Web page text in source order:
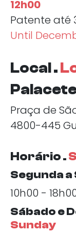
12h00
Patente até
Until
Local .
Praça de
4800-445
Horário .
Segunda a
10h00 -
Sábado e
Sunday